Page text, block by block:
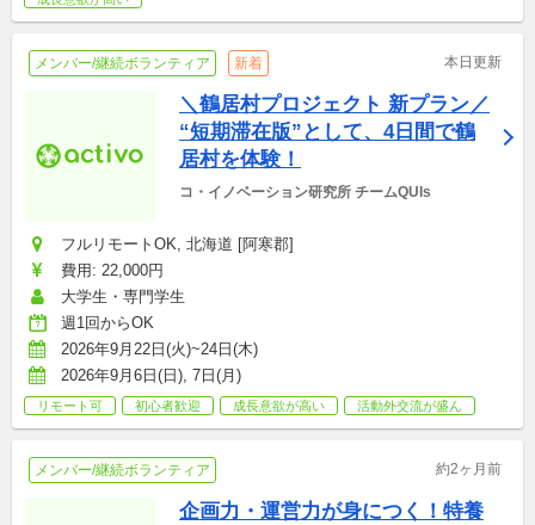
メンバー/継続ボランティア 新着 本日更新
＼鶴居村プロジェクト 新プラン／
“短期滞在版”として、4日間で鶴
居村を体験！
コ・イノベーション研究所 チームQUIs
フルリモートOK, 北海道 [阿寒郡]
費用: 22,000円
大学生・専門学生
週1回からOK
2026年9月22日(火)~24日(木)
2026年9月6日(日), 7日(月)
リモート可 初心者歓迎 成長意欲が高い 活動外交流が盛ん
メンバー/継続ボランティア 約2ヶ月前
企画力・運営力が身につく！特養